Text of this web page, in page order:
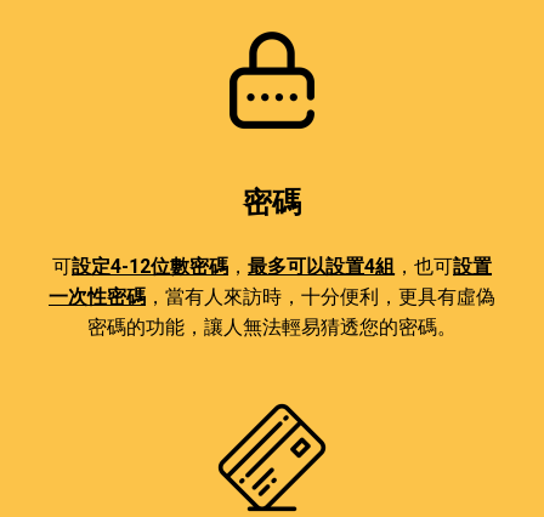
密碼
可設定4-12位數密碼 ， 最多可以設置4組 ，也可設置
一次性密碼 ，當有人來訪時，十分便利，更具有虛偽
密碼的功能，讓人無法輕易猜透您的密碼。